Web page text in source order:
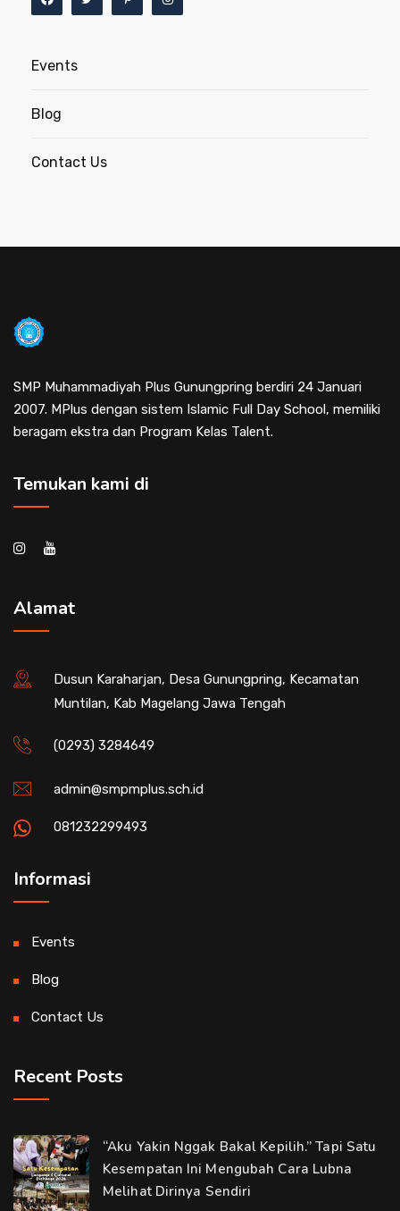
Events
Blog
Contact Us
SMP Muhammadiyah Plus Gunungpring berdiri 24 Januari
2007. MPlus dengan sistem Islamic Full Day School, memiliki
beragam ekstra dan Program Kelas Talent.
Temukan kami di
Alamat
Dusun Karaharjan, Desa Gunungpring, Kecamatan
Muntilan, Kab Magelang Jawa Tengah
(0293) 3284649
admin@smpmplus.sch.id
081232299493
Informasi
Events
Blog
Contact Us
Recent Posts
“Aku Yakin Nggak Bakal Kepilih.” Tapi Satu
Kesempatan Ini Mengubah Cara Lubna
Melihat Dirinya Sendiri